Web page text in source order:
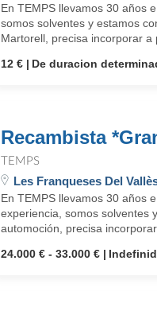
En TEMPS llevamos 30 años
somos solventes y estamos
Martorell, precisa incorporar a
12 €
De duracion
Recambista
TEMPS
Les Franqueses Del
En TEMPS llevamos 30 años
experiencia, somos solventes
automoción, precisa
24.000 € - 33.000 €